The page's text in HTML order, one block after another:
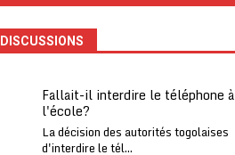
A LA UNE
envoyé à un proche
DISCUSSIONS
Fallait-il interdire le téléphone à
l'école?
La décision des autorités togolaises
d'interdire le tél...